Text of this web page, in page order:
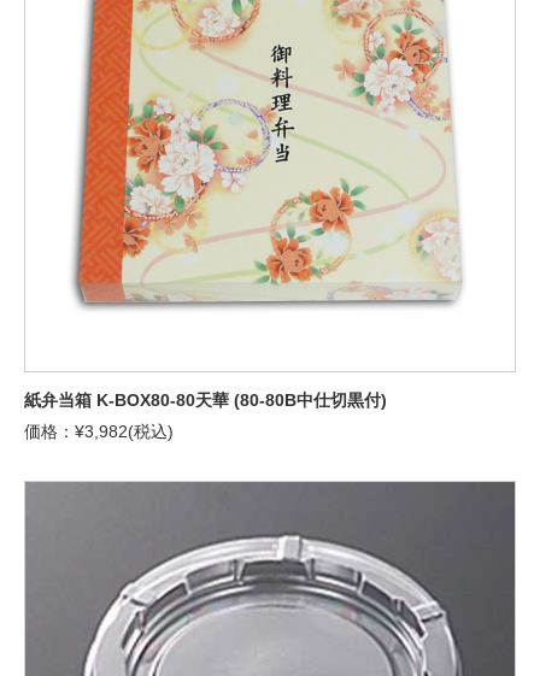
紙弁当箱 K-BOX80-80天華 (80-80B中仕切黒付)
価格：¥3,982(税込)